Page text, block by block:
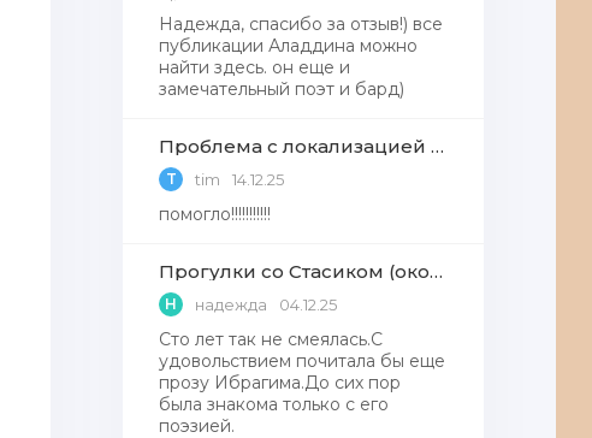
Надежда, cпасибо за отзыв!) все
публикации Аладдина можно
найти здесь. он еще и
замечательный поэт и бард)
Проблема с локализацией языков Windows Defender, Microsoft Store в Windows 11
T tim 14.12.25
помогло!!!!!!!!!!!
Прогулки со Стасиком (окончание)
Н надежда 04.12.25
Сто лет так не смеялась.С
удовольствием почитала бы еще
прозу Ибрагима.До сих пор
была знакома только с его
поэзией.